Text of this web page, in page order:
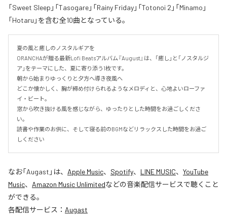
「Sweet Sleep」「Tasogare」「Rainy Friday」「Totonoi 2」「Minamo」
「Hotaru」を含む全10曲となっている。
夏の風と癒しのノスタルギアを
ORANCHAが贈る最新Lofi Beatsアルバム『August』は、「癒し」と「ノスタルジ
ア」をテーマにした、夏に寄り添う1枚です。
朝から始まりゆっくりと夕方へ導き夜風へ
どこか懐かしく、胸が締め付けられるようなメロディと、心地よいローファ
イ・ビート。
窓から吹き抜ける風を感じながら、ゆったりとした時間をお過ごしくださ
い。
読書や作業のお供に、そして寝る前のBGMなどリラックスした時間をお過ご
しください
なお「Augast 」は、 Apple Music、 Spotify、 LINE MUSIC、 YouTube
Music、 Amazon Music Unlimitedなどの音楽配信サービスで聴くこと
ができる。
各配信サービス： Augast